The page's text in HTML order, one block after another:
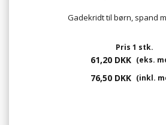
Gadekridt til børn, spand
Pris 1 stk.
61,20 DKK (eks.
76,50 DKK (inkl.